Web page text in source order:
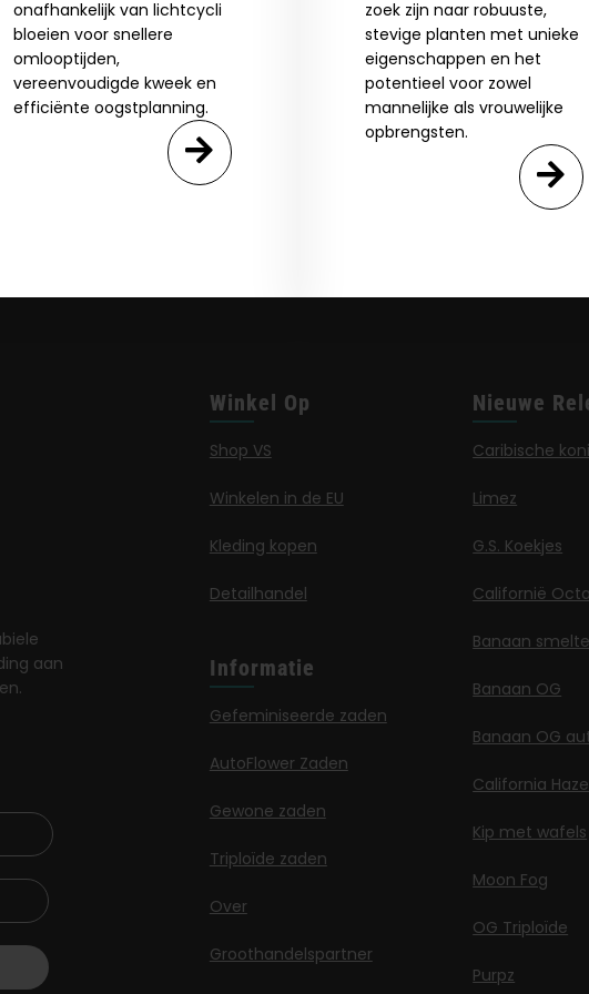
onafhankelijk van lichtcycli
bloeien voor snellere
omlooptijden,
vereenvoudigde kweek en
efficiënte oogstplanning.
zoek zijn naar robuuste,
stevige planten met unieke
eigenschappen en het
potentieel voor zowel
mannelijke als vrouwelijke
opbrengsten.
aan
Winkel Op
Shop VS
Winkelen in de EU
Kleding kopen
Detailhandel
Informatie
Gefeminiseerde zaden
AutoFlower Zaden
Gewone zaden
Triploïde zaden
Over
Groothandelspartner
Nieuwe
Caribische
Limez
G.S. Koekjes
Californië
Banaan
Banaan OG
Banaan OG
California Haze
Kip met wafels
Moon Fog
OG Triploïde
Purpz